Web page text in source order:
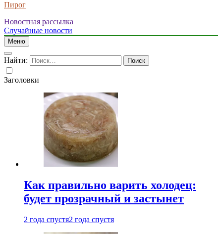
Пирог
Новостная рассылка
Случайные новости
Меню
Найти:
Заголовки
Как правильно варить холодец:
будет прозрачный и застынет
2 года спустя2 года спустя